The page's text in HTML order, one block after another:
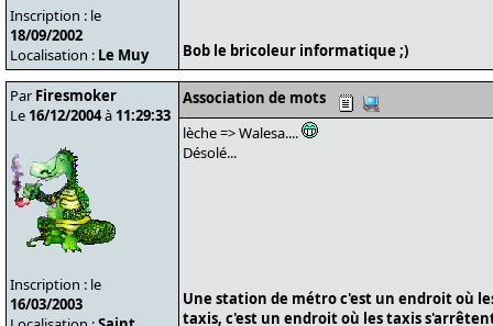
Inscription : le
18/09/2002
Localisation : Le Muy Bob le bricoleur informatique ;)
Par Firesmoker
Le 16/12/2004à 11:29:33
Inscription : le
16/03/2003
Association de mots
lèche => Walesa....
Désolé...
Une station de métro c'est un endroit où
taxis, c'est un endroit où les taxis